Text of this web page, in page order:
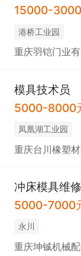
15000-
港桥工业园
重庆羽铠门业
模具技术员
5000-8000
凤凰湖工业园
重庆台川橡塑
冲床模具维
5000-7000
永川
重庆坤铖机械